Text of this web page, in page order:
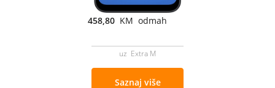
458,80 KM odmah
uz Extra M
Saznaj više